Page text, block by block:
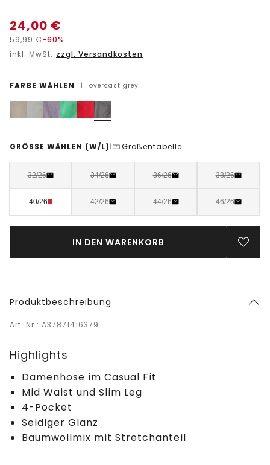
24,00 €
59,99€-60%
inkl. MwSt. zzgl. Versandkosten
FARBE WÄHLEN | overcast grey
GRÖSSE WÄHLEN (W/L) | Größentabelle
32/26 34/26 36/26 38/26
40/26 42/26 44/26 46/26
IN DEN WARENKORB
Produktbeschreibung
Art. Nr.: A37871416379
Highlights
Damenhose im Casual Fit
Mid Waist und Slim Leg
4-Pocket
Seidiger Glanz
Baumwollmix mit Stretchanteil